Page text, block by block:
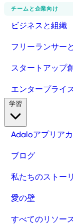
チームと企業向け
ビジネスと組織
フリーランサー
スタートアップ
エンタープライ
Adaloアプリア
ブログ
私たちのストー
愛の壁
すべてのリソー